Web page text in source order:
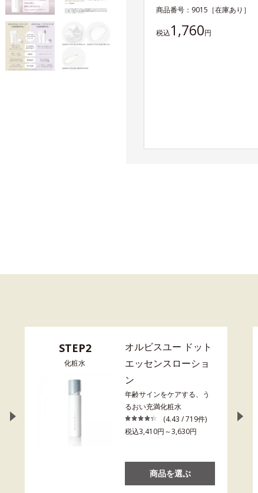
商品番号： 9015 ［在庫あり］
税込1,760円
STEP2
化粧水
オルビスユー ドット
エッセンスローショ
ン
年齢サインをケアする、う
るおい充満化粧水
(4.43 / 719件)
税込3,410円～3,630円
商品を選ぶ